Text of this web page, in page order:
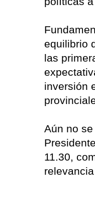
equilibrio
las
inversión
Aún no
11.30,